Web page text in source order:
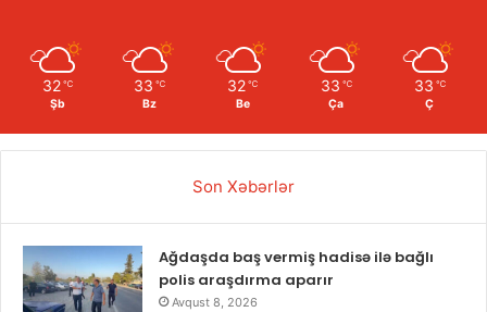
32 ℃
Şb
33 ℃
Bz
32 ℃
Be
33 ℃
Ça
33 ℃
Ç
Son Xəbərlər
Ağdaşda baş vermiş hadisə ilə bağlı
polis araşdırma aparır
Avqust 8, 2026